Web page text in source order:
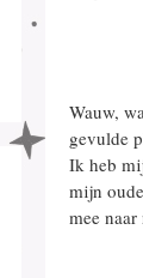
Wauw,
gevulde
Ik heb
mijn
mee